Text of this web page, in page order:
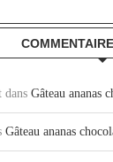
dans Gâteau ananas
Gâteau ananas